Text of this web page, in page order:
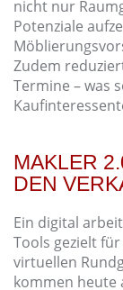
nicht nur
Potenziale
Zudem
Termine – was
MAKLER
DEN
Ein digital
Tools gezielt
virtuellen
kommen heute